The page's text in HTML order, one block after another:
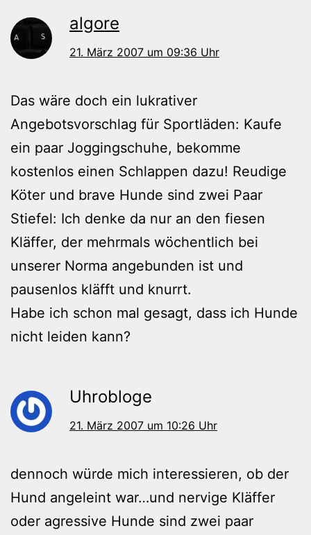
algore
21. März 2007 um 09:36 Uhr
Das wäre doch ein lukrativer
Angebotsvorschlag für Sportläden: Kaufe
ein paar Joggingschuhe, bekomme
kostenlos einen Schlappen dazu! Reudige
Köter und brave Hunde sind zwei Paar
Stiefel: Ich denke da nur an den fiesen
Kläffer, der mehrmals wöchentlich bei
unserer Norma angebunden ist und
pausenlos kläfft und knurrt.
Habe ich schon mal gesagt, dass ich Hunde
nicht leiden kann?
Uhrobloge
21. März 2007 um 10:26 Uhr
dennoch würde mich interessieren, ob der
Hund angeleint war…und nervige Kläffer
oder agressive Hunde sind zwei paar